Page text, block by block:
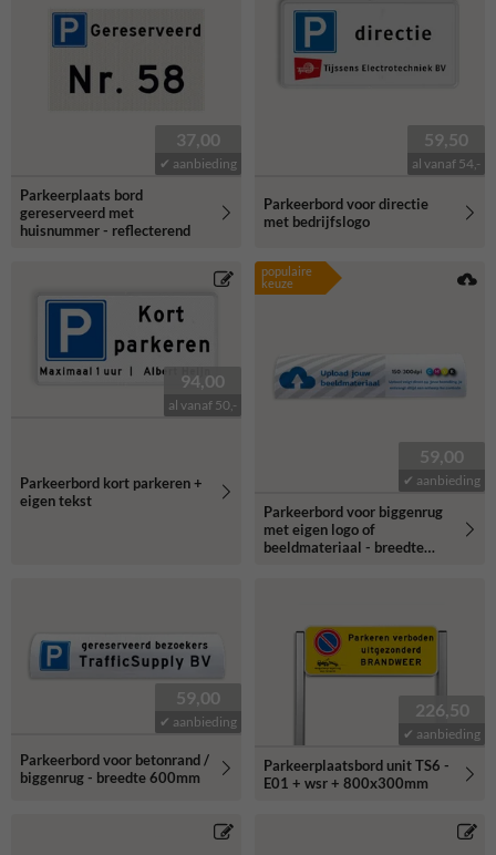
37,00
✔ aanbieding
Parkeerplaats bord
gereserveerd met
huisnummer - reflecterend
59,50
al vanaf 54,-
Parkeerbord voor directie
met bedrijfslogo
94,00
al vanaf 50,-
Parkeerbord kort parkeren +
eigen tekst
populaire
keuze
59,00
✔ aanbieding
Parkeerbord voor biggenrug
met eigen logo of
beeldmateriaal - breedte
59,00
✔ aanbieding
Parkeerbord voor betonrand /
biggenrug - breedte 600mm
226,50
✔ aanbieding
Parkeerplaatsbord unit TS6 -
E01 + wsr + 800x300mm